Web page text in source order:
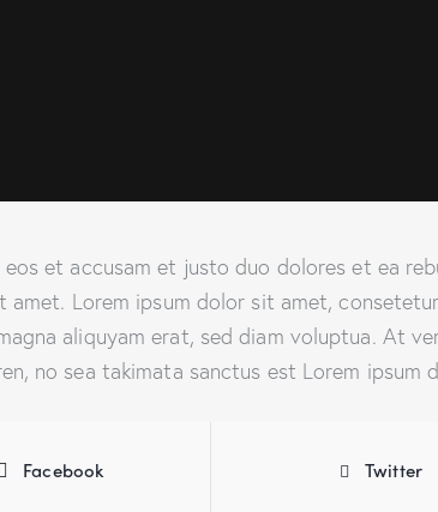
et accusam et justo duo dolores et ea
amet. Lorem ipsum dolor sit amet,
aliquyam erat, sed diam voluptua. At
no sea takimata sanctus est Lorem
Facebook Twitter